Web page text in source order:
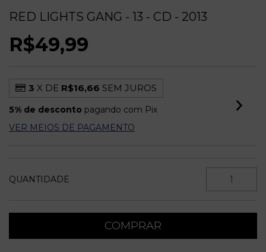
RED LIGHTS GANG - 13 - CD - 2013
R$49,99
3 X DE R$16,66 SEM JUROS
5% de desconto pagando com Pix
VER MEIOS DE PAGAMENTO
QUANTIDADE